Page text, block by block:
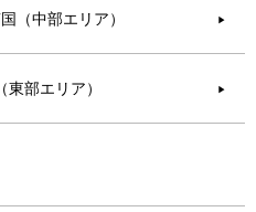
（中部エリア） ▶︎
部エリア） ▶︎